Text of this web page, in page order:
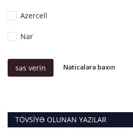
Azercell
Nar
səs verin Nəticələrə baxın
TÖVSIYƏ OLUNAN YAZILAR